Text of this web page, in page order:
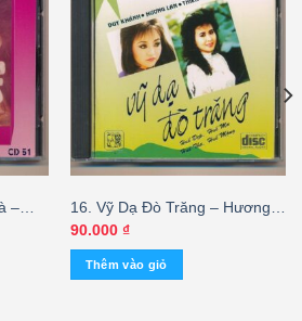
–
16. Vỹ Dạ Đò Trăng – Hương
Lan – Thiên Trang – Duy
Khánh
90.000 ₫
Thêm vào giỏ